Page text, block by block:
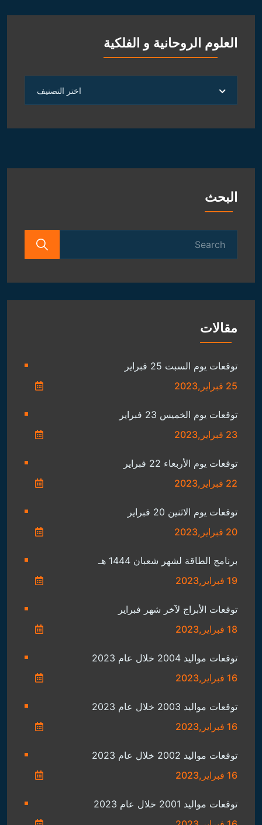
العلوم الروحانية و الفلكية
الروحانية
الفلكية
اختر التصنيف
البحث
مقالات
توقعات يوم السبت 25 فبراير
25 فبراير,2023
توقعات يوم الخميس 23 فبراير
23 فبراير,2023
توقعات يوم الأربعاء 22 فبراير
22 فبراير,2023
توقعات يوم الاثنين 20 فبراير
20 فبراير,2023
برنامج الطاقة لشهر شعبان 1444 هـ
19 فبراير,2023
توقعات الأبراج لآخر شهر فبراير
18 فبراير,2023
توقعات مواليد 2004 خلال عام 2023
16 فبراير,2023
توقعات مواليد 2003 خلال عام 2023
16 فبراير,2023
توقعات مواليد 2002 خلال عام 2023
16 فبراير,2023
توقعات مواليد 2001 خلال عام 2023